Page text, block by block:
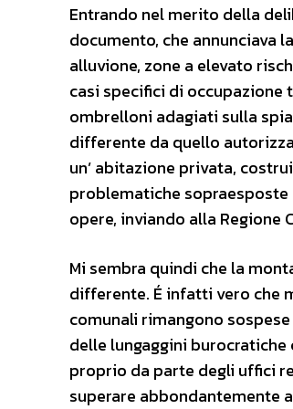
Entrando nel merito della
documento, che annunciava
alluvione, zone a elevato
casi specifici di
ombrelloni adagiati sulla
differente da quello
un’ abitazione privata,
problematiche
opere, inviando alla
Mi sembra quindi che la
differente. É infatti vero che
comunali rimangono
delle lungaggini
proprio da parte degli uffici
superare abbondantemente